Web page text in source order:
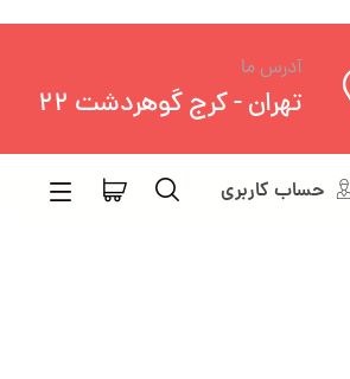
آدرس ما
تهران - کرج گوهردشت 22
حساب کاربری